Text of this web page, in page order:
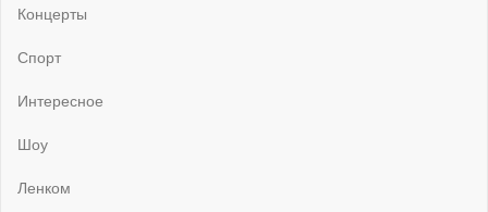
Концерты
Спорт
Интересное
Шоу
Ленком